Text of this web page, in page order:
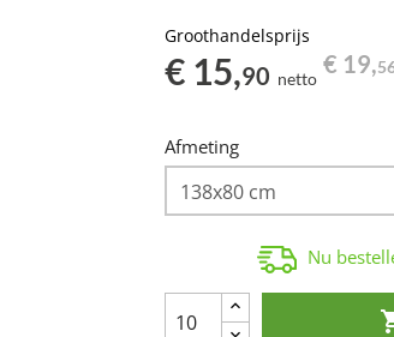
Groothandelsprijs
€ 15,90 netto
€ 19,
Afmeting
Nu